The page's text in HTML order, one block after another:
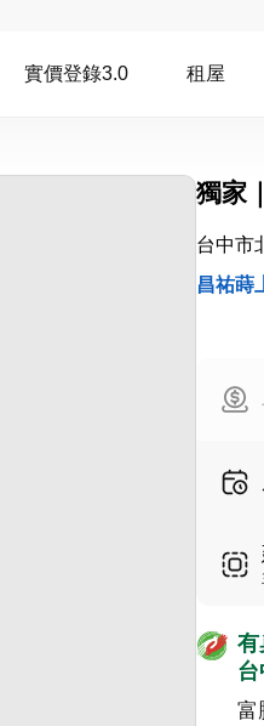
實價登錄3.0 租屋
獨家
台中市
昌祐蒔
有
富